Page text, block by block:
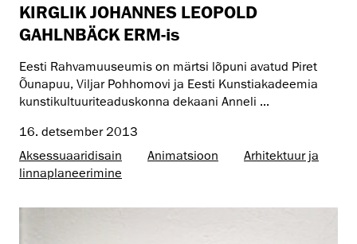
KIRGLIK JOHANNES LEOPOLD
GAHLNBÄCK ERM-is
Eesti Rahvamuuseumis on märtsi lõpuni avatud Piret
Õunapuu, Viljar Pohhomovi ja Eesti Kunstiakadeemia
kunstikultuuriteaduskonna dekaani Anneli ...
16. detsember 2013
Aksessuaaridisain
Animatsioon
Arhitektuur ja
linnaplaneerimine